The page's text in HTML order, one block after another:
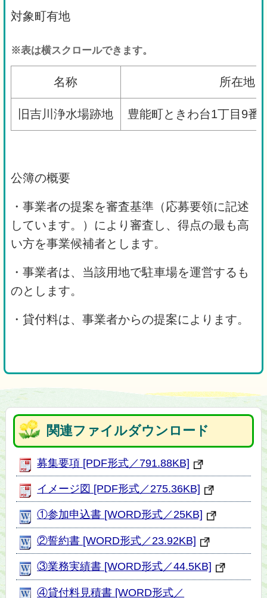
対象町有地
※表は横スクロールできます。
名称 所在地
旧吉川浄水場跡地 豊能町ときわ台1丁目9番
公簿の概要
・事業者の提案を審査基準（応募要領に記述
しています。）により審査し、得点の最も高
い方を事業候補者とします。
・事業者は、当該用地で駐車場を運営するも
のとします。
・貸付料は、事業者からの提案によります。
関連ファイルダウンロード
募集要項 [PDF形式／791.88KB]
イメージ図 [PDF形式／275.36KB]
①参加申込書 [WORD形式／25KB]
②誓約書 [WORD形式／23.92KB]
③業務実績書 [WORD形式／44.5KB]
④貸付料見積書 [WORD形式／